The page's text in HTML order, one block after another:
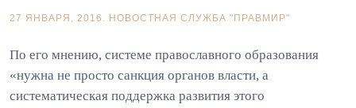
27 ЯНВАРЯ, 2016. НОВОСТНАЯ СЛУЖБА "ПРАВМИР"
По его мнению, системе православного образования
«нужна не просто санкция органов власти, а
систематическая поддержка развития этого